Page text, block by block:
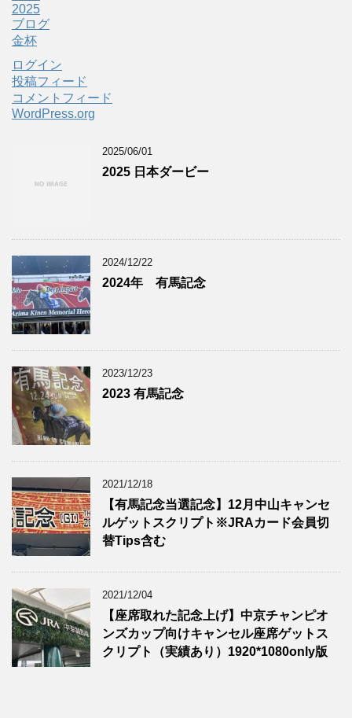
2025
ブログ
金杯
ログイン
投稿フィード
コメントフィード
WordPress.org
2025/06/01
2025 日本ダービー
2024/12/22
2024年 有馬記念
2023/12/23
2023 有馬記念
2021/12/18
【有馬記念当選記念】12月中山キャンセ
ルゲットスクリプト※JRAカード会員切
替Tips含む
2021/12/04
【座席取れた記念上げ】中京チャンピオ
ンズカップ向けキャンセル座席ゲットス
クリプト（実績あり）1920*1080only版